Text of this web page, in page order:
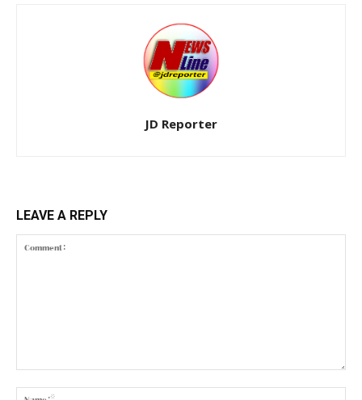
JD Reporter
LEAVE A REPLY